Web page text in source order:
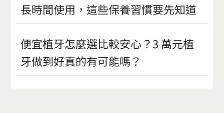
長時間使用，這些保養習慣要先知道
便宜植牙怎麼選比較安心？3 萬元植
牙做到好真的有可能嗎？